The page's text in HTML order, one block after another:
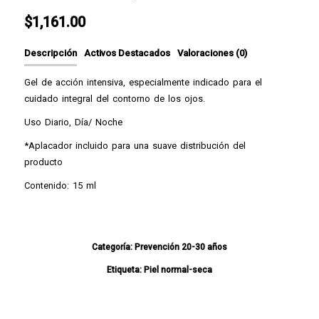
$1,161.00
Descripción Activos Destacados Valoraciones (0)
Gel de acción intensiva, especialmente indicado para el
cuidado integral del contorno de los ojos.
Uso Diario, Día/ Noche
*Aplacador incluido para una suave distribución del
producto
Contenido: 15 ml
Categoría: Prevención 20-30 años
Etiqueta: Piel normal-seca